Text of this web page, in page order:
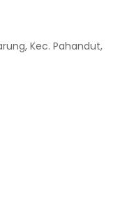
Kec. Pahandut,